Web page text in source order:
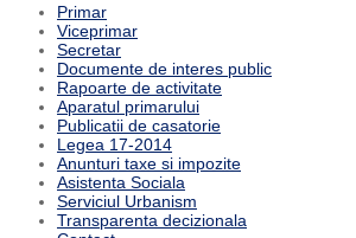
Primar
Viceprimar
Secretar
Documente de interes public
Rapoarte de activitate
Aparatul primarului
Publicatii de casatorie
Legea 17-2014
Anunturi taxe si impozite
Asistenta Sociala
Serviciul Urbanism
Transparenta decizionala